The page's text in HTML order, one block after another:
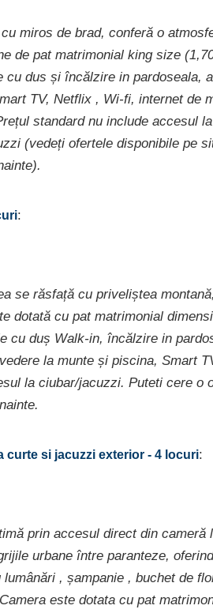
miros de brad, conferă o
de pat matrimonial king size
cu dus și încălzire in pardoseala,
TV, Netflix , Wi-fi, internet de
standard nu include accesul
(vedeți ofertele disponibile pe
:
se răsfață cu priveliștea
dotată cu pat matrimonial
cu duș Walk-in, încălzire in
la munte și piscina, Smart
la ciubar/jacuzzi. Puteti cere o
curte si jacuzzi exterior - 4 locuri:
prin accesul direct din cameră
urbane între paranteze,
, șampanie , buchet de
este dotata cu pat